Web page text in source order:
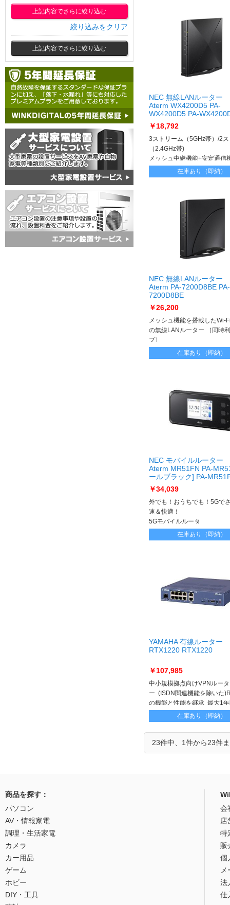
NEC 無線LANルーター
Aterm WX4200D5 PA-
WX4200D5 PA-
￥18,792
3ストリーム（5GHz帯）/2
（2.4GHz帯)
メッシュ中継機能+安定通信
在庫あり（即納）
NEC 無線LANルーター
Aterm PA-7200D8BE PA-
7200D8BE
￥26,200
メッシュ機能を搭載したWi-
の無線LANルーター ［同時
プ］
在庫あり（即納）
NEC モバイルルーター
Aterm MR51FN PA-
ールブラック] PA-
￥34,039
外でも！おうちでも！5Gで
速＆快適！
5Gモバイルルータ
在庫あり（即納）
YAMAHA 有線ルーター
RTX1220 RTX1220
￥107,985
中小規模拠点向けVPNルータ
ー (ISDN関連機能を除いた
の機能と性能を継承 最大1
YNOライセンスバンドルモ
在庫あり（即納）
23件中、1件から23件
上記内容でさらに絞り込む
絞り込みをクリア
上記内容でさらに絞り込む
商品を探す：
パソコン
AV・情報家電
調理・生活家電
カメラ
カー用品
ゲーム
ホビー
DIY・工具
会
店
特
販
個
メ
法
仕